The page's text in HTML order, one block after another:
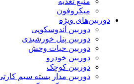
میکروفون
دوربین‌های ویژه
دوربین آندوسکوپی
دوربین پنل خورشیدی
دوربین حیات وحش
دوربین خودرو
دوربین کوچک
دوربین مدار بسته سیم